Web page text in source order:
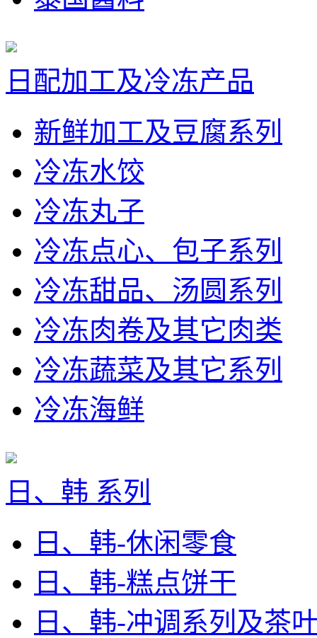
日配加工及冷冻产品
新鲜加工及豆腐系列
冷冻水饺
冷冻丸子
冷冻点心、包子系列
冷冻甜品、汤圆系列
冷冻肉卷及其它肉类
冷冻蔬菜及其它系列
冷冻海鲜
日、韩 系列
日、韩-休闲零食
日、韩-糕点饼干
日、韩-冲调系列及茶